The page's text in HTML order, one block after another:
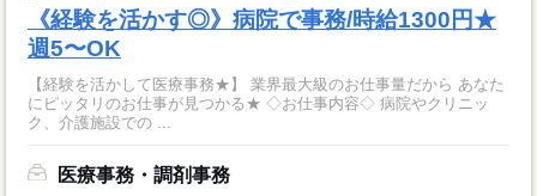
《経験を活かす◎》病院で事務/時給1300円★
週5〜OK
【経験を活かして医療事務★】 業界最大級のお仕事量だから あなた
にピッタリのお仕事が見つかる★ ◇お仕事内容◇ 病院やクリニッ
ク、介護施設での ...
医療事務・調剤事務